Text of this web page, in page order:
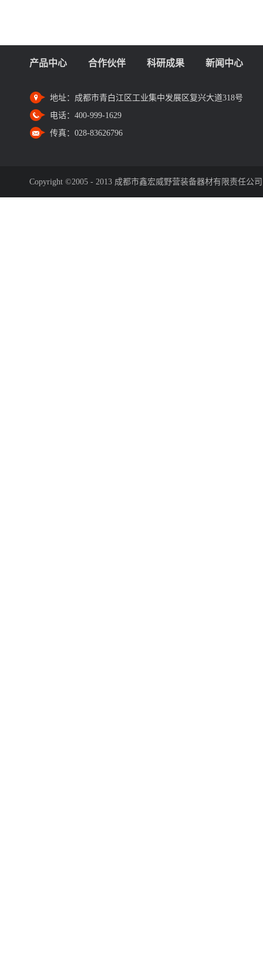
产品中心 合作伙伴 科研成果 新闻中心
地址： 成都市青白江区工业集中发展区复兴大道318号
电话： 400-999-1629
传真： 028-83626796
Copyright ©2005 - 2013 成都市鑫宏威野营装备器材有限责任公司